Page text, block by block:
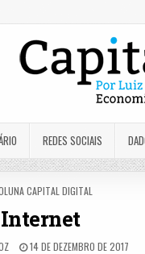
REDES SOCIAIS
CAPITAL DIGITAL
Internet
14 DE DEZEMBRO DE 2017